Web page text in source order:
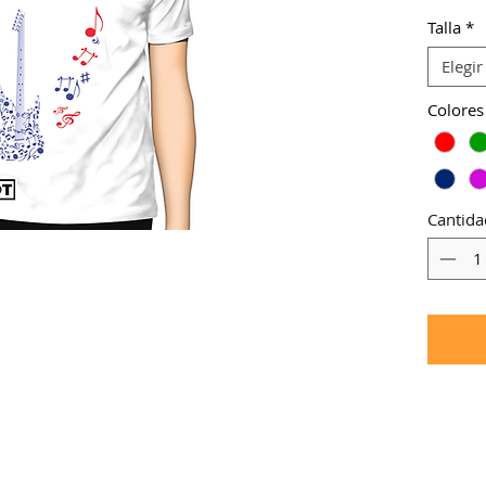
-Otro
Talla *
Elegir
Colores